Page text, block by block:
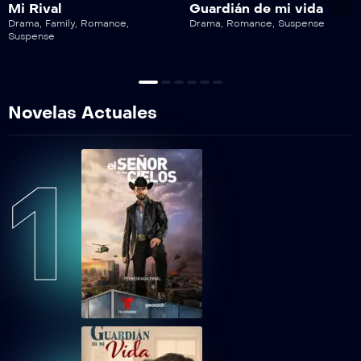
Lobo, Morir Matando Capítulo 66
LMMEP67
Lobo, Morir Matando Capítulo 67
LMMEP68
Lobo, Morir Matando Capítulo 68
LMMEP69
Lobo, Morir Matando Capítulo 69
LMMEP70
Lobo, Morir Matando Capítulo 70
Mi Rival
Drama, Family, Romance,
Suspense
Guardián de mi vida
Drama, Romance, Suspense
Novelas Actuales
1